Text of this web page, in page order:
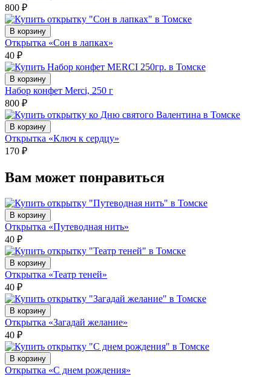
800 ₽
В корзину
Открытка «Сон в лапках»
40 ₽
В корзину
Набор конфет Merci, 250 г
800 ₽
В корзину
Открытка «Ключ к сердцу»
170 ₽
Вам может понравиться
В корзину
Открытка «Путеводная нить»
40 ₽
В корзину
Открытка «Театр теней»
40 ₽
В корзину
Открытка «Загадай желание»
40 ₽
В корзину
Открытка «С днем рождения»